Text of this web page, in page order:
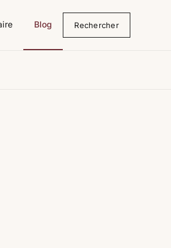
Blog Rechercher